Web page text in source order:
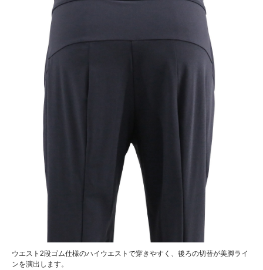
ウエスト2段ゴム仕様のハイウエストで穿きやすく、後ろの切替が美脚ライ
ンを演出します。